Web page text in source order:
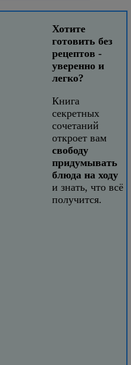
Хотите
готовить без
рецептов -
уверенно и
легко?
Книга
секретных
сочетаний
откроет вам
свободу
придумывать
блюда на ходу
и знать, что всё
получится.